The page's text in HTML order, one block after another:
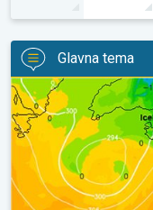
Glavna tema
Vrući dani i dalje,